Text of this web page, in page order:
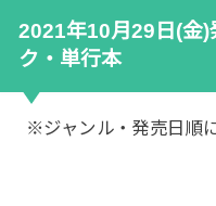
2021年10月29日(金)
ク・単行本
※ジャンル・発売日順